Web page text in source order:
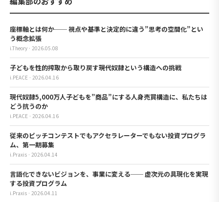
座標軸とは何か── 視点や基準と決定的に違う”思考の空間化”とい
う概念拡張
i.Theory · 2026.05.08
子どもを性的搾取から取り戻す――現代奴隷という構造への挑戦
i.PEACE · 2026.04.16
現代奴隷5,000万人――子どもを”商品”にする人身売買構造に、私たちは
どう抗うのか
i.PEACE · 2026.04.16
従来のピッチコンテストでもアクセラレーターでもない投資プログラ
ム、第一期募集
i.Praxis · 2026.04.14
言語化できないビジョンを、事業に変える── 虚次元の具現化を実現
する投資プログラム
i.Praxis · 2026.04.11